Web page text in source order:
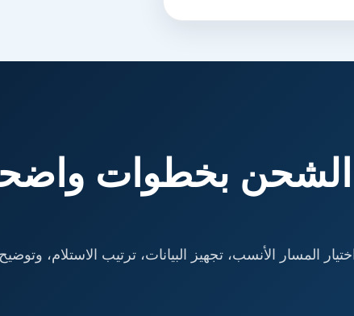
بخطوات
المسار الأنسب، تجهيز البيانات، ترتيب الاستلام،